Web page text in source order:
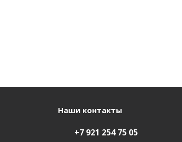
Наши контакты
+7 921 254 75 05